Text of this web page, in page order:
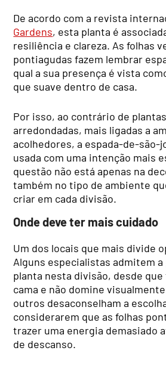
De acordo com a revista
Gardens, esta planta é
resiliência e clareza. As folhas
pontiagudas fazem lembrar
qual a sua presença é vista
que suave dentro de casa.
Por isso, ao contrário de
arredondadas, mais ligadas a
acolhedores, a espada-de-são-
usada com uma intenção mais
questão não está apenas na
também no tipo de ambiente
criar em cada divisão.
Onde deve ter mais cuidado
Um dos locais que mais divide
Alguns especialistas admitem a
planta nesta divisão, desde
cama e não domine
outros desaconselham a
considerarem que as folhas
trazer uma energia demasiado
de descanso.